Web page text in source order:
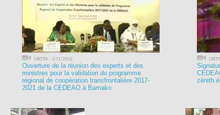
ORTM - 5/11/2016
Ouverture de la réunion des experts et des
ministres pour la validation du programme
régional de coopération transfrontalière 2017-
2021 de la CEDEAO à Bamako
zénith